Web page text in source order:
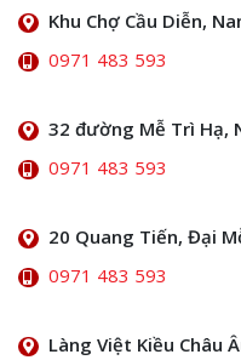
Khu Chợ Cầu Diễn,
0971 483 593
32 đường Mễ Trì Hạ,
0971 483 593
20 Quang Tiến, Đại
0971 483 593
Làng Việt Kiều Châu